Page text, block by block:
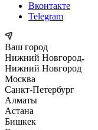
Вконтакте
Telegram
Ваш город
Нижний Новгород
Нижний Новгород
Москва
Санкт-Петербург
Алматы
Астана
Бишкек